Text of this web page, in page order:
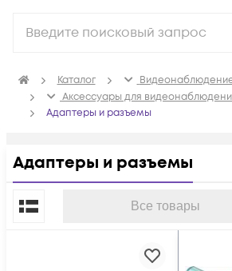
Каталог
Аксессуары для
Адаптеры и разъемы
Адаптеры и разъемы
Все товары
По популярности